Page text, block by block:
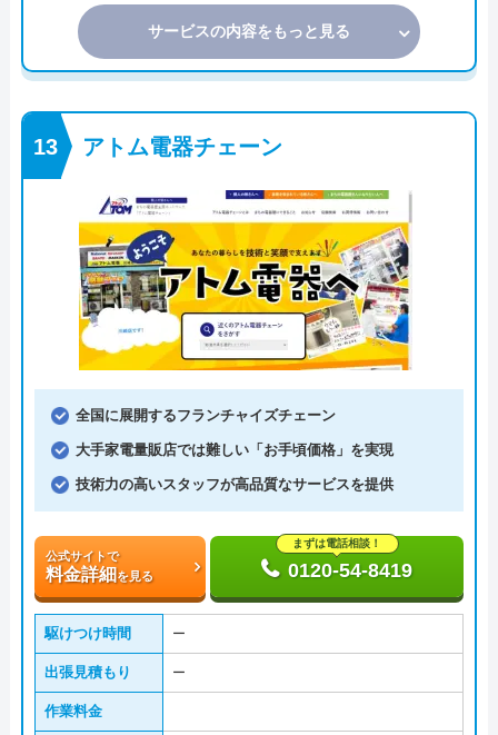
サービスの内容をもっと見る
アトム電器チェーン
全国に展開するフランチャイズチェーン
大手家電量販店では難しい「お手頃価格」を実現
技術力の高いスタッフが高品質なサービスを提供
公式サイトで
料金詳細を見る
まずは電話相談！
0120-54-8419
駆けつけ時間 ー
出張見積もり ー
作業料金